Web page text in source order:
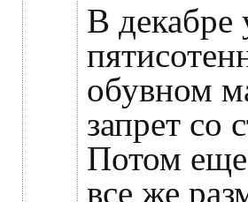
В декабре
обувном
запрет со
Потом
все же